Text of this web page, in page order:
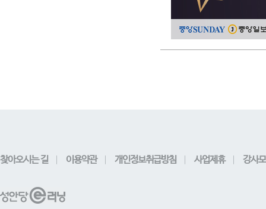
찾아오시는 길 이용약관 개인정보취급방침 사업제휴 강사